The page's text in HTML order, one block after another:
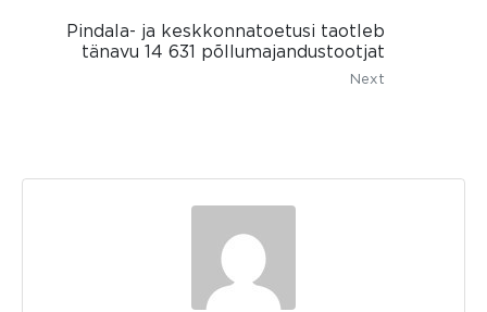
Pindala- ja keskkonnatoetusi taotleb
tänavu 14 631 põllumajandustootjat
Next